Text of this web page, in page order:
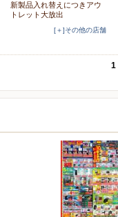
新製品入れ替えにつきアウ
トレット大放出
[＋]その他の店舗
1